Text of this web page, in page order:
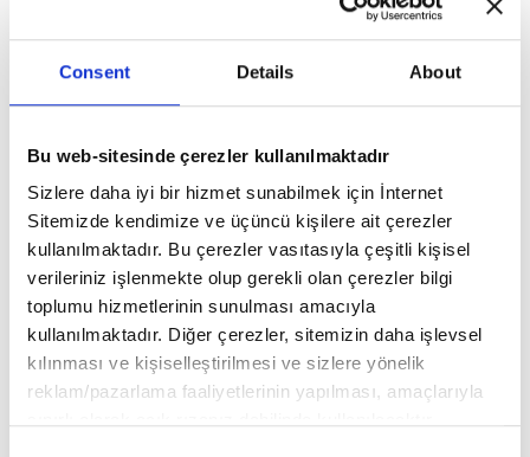
Consent Details About
Bu web-sitesinde çerezler kullanılmaktadır
Sizlere daha iyi bir hizmet sunabilmek için İnternet
Sitemizde kendimize ve üçüncü kişilere ait çerezler
kullanılmaktadır. Bu çerezler vasıtasıyla çeşitli kişisel
verileriniz işlenmekte olup gerekli olan çerezler bilgi
toplumu hizmetlerinin sunulması amacıyla
kullanılmaktadır. Diğer çerezler, sitemizin daha işlevsel
kılınması ve kişiselleştirilmesi ve sizlere yönelik
reklam/pazarlama faaliyetlerinin yapılması, amaçlarıyla
Filistin Mektupları